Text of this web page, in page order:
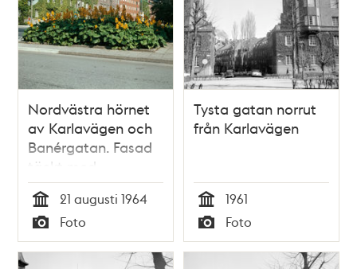
Nordvästra hörnet
av Karlavägen och
Banérgatan. Fasad
täckt med
murgröna
Tid
21 augusti 1964
Typ
Foto
Tysta gatan norrut
från Karlavägen
Tid
1961
Typ
Foto